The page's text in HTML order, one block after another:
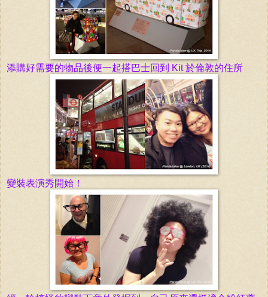
添購好需要的物品後便一起搭巴士回到 Kit 於倫敦的住所
變裝表演秀開始！